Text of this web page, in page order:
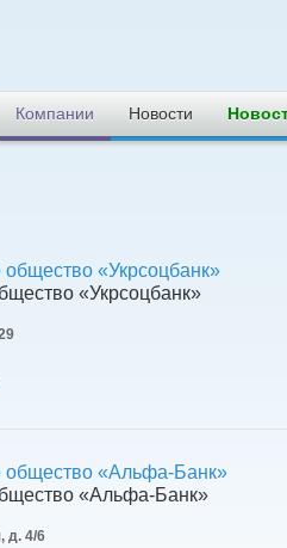
Компании Новости
«Укрсоцбанк»
«Альфа-Банк»
д. 4/6